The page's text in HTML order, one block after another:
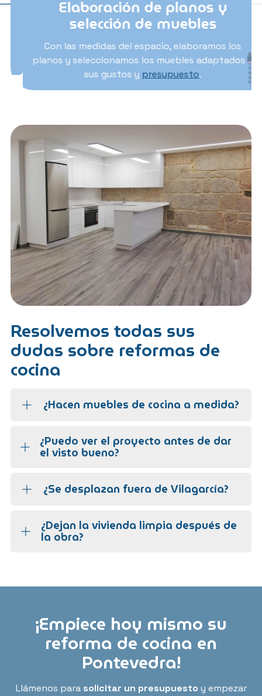
1
2
3
4
5
6
7
Elaboración de planos y
selección de muebles
Con las medidas del espacio, elaboramos los
planos y seleccionamos los muebles adaptados a
sus gustos ypresupuesto.
Resolvemos todas sus
dudas sobre reformas de
cocina
¿Hacen muebles de cocina a medida?
¿Puedo ver el proyecto antes de dar
el visto bueno?
¿Se desplazan fuera de Vilagarcía?
¿Dejan la vivienda limpia después de
la obra?
¡Empiece hoy mismo su
reforma de cocina en
Pontevedra!
Llámenos para solicitar un presupuesto y empezar